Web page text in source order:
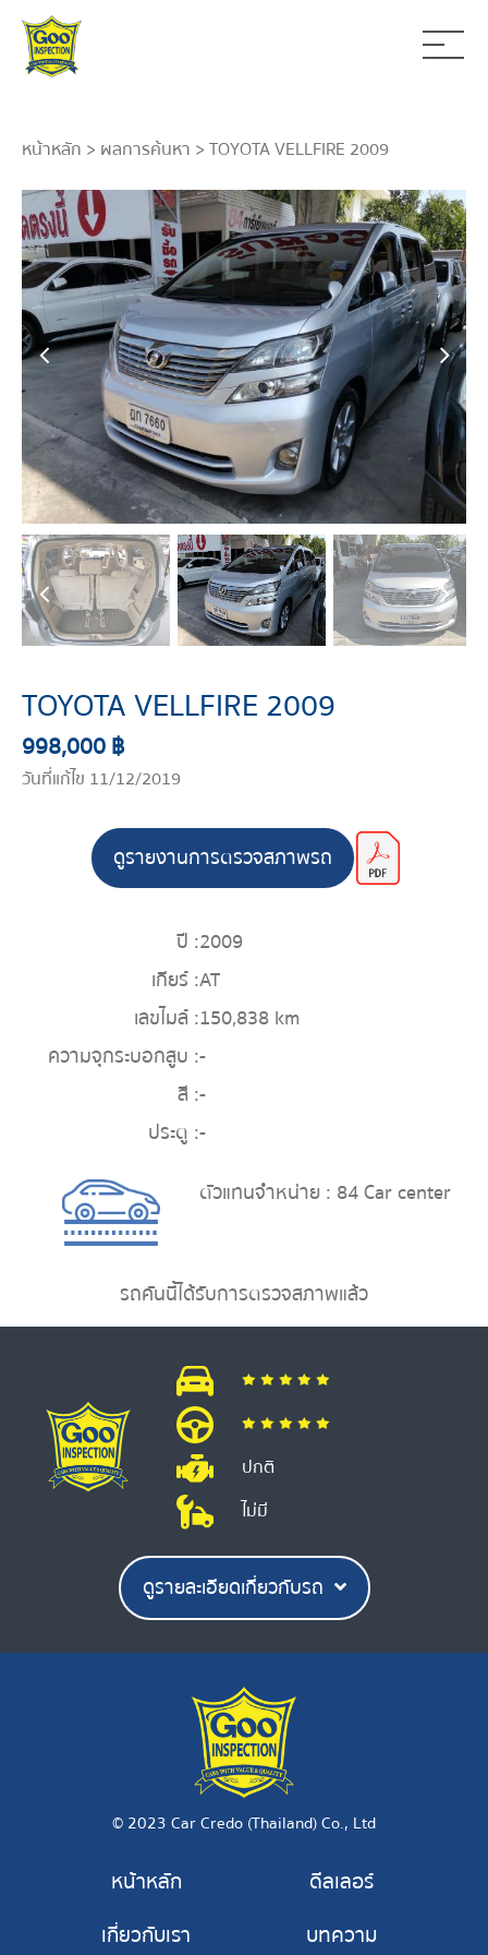
หน้าหลัก > ผลการค้นหา > TOYOTA VELLFIRE 2009
TOYOTA VELLFIRE 2009
998,000 ฿
วันที่แก้ไข 11/12/2019
ดูรายงานการตรวจสภาพรถ
ปี :2009
เกียร์ :AT
เลขไมล์ :150,838 km
ความจุกระบอกสูบ :-
สี :-
ประตู :-
ตัวแทนจำหน่าย : 84 Car center
รถคันนี้ได้รับการตรวจสภาพแล้ว
ปกติ
ไม่มี
ดูรายละเอียดเกี่ยวกับรถ
© 2023 Car Credo (Thailand) Co., Ltd
หน้าหลัก
เกี่ยวกับเรา
ดีลเลอร์
บทความ